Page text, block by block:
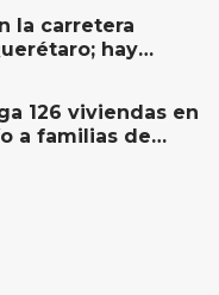
la carretera
hay
126 viviendas en
a familias de